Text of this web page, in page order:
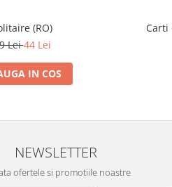
(RO)
Lei44 Lei
IN COS
Carti
NEWSLETTER
ofertele si promotiile noastre